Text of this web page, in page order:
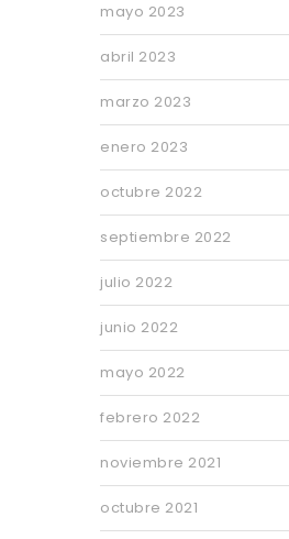
mayo 2023
abril 2023
marzo 2023
enero 2023
octubre 2022
septiembre 2022
julio 2022
junio 2022
mayo 2022
febrero 2022
noviembre 2021
octubre 2021